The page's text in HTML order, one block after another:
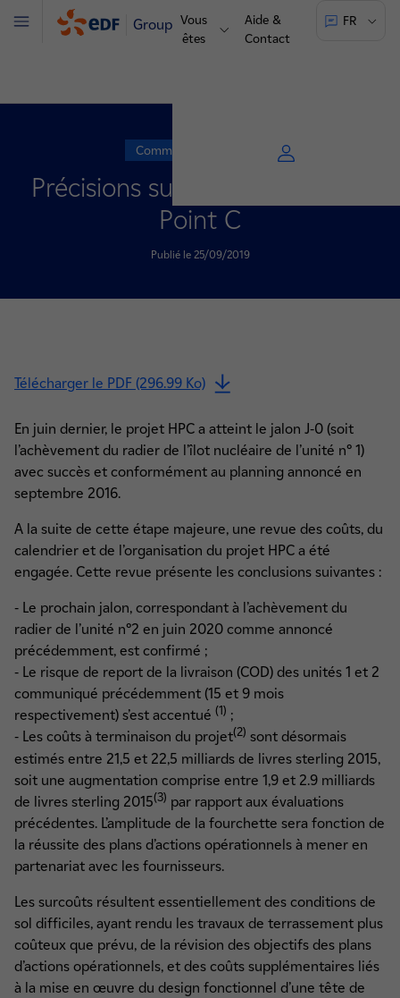
Groupe Vous
êtes
Aide &
Contact
FR
Menu
Communiqué de presse
Précisions sur le projet Hinkley
Point C
Publié le 25/09/2019
Télécharger le PDF (296.99 Ko)
En juin dernier, le projet HPC a atteint le jalon J-0 (soit
l’achèvement du radier de l’îlot nucléaire de l’unité n° 1)
avec succès et conformément au planning annoncé en
septembre 2016.
A la suite de cette étape majeure, une revue des coûts, du
calendrier et de l’organisation du projet HPC a été
engagée. Cette revue présente les conclusions suivantes :
- Le prochain jalon, correspondant à l’achèvement du
radier de l’unité n°2 en juin 2020 comme annoncé
précédemment, est confirmé ;
- Le risque de report de la livraison (COD) des unités 1 et 2
communiqué précédemment (15 et 9 mois
respectivement) s’est accentué (1) ;
- Les coûts à terminaison du projet(2) sont désormais
estimés entre 21,5 et 22,5 milliards de livres sterling 2015,
soit une augmentation comprise entre 1,9 et 2.9 milliards
de livres sterling 2015(3) par rapport aux évaluations
précédentes. L’amplitude de la fourchette sera fonction de
la réussite des plans d’actions opérationnels à mener en
partenariat avec les fournisseurs.
Les surcoûts résultent essentiellement des conditions de
sol difficiles, ayant rendu les travaux de terrassement plus
coûteux que prévu, de la révision des objectifs des plans
d’actions opérationnels, et des coûts supplémentaires liés
à la mise en œuvre du design fonctionnel d’une tête de